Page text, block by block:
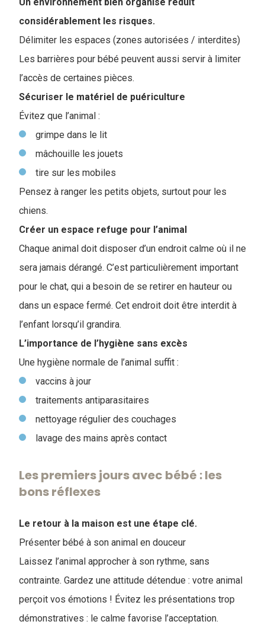
considérablement les risques.
Délimiter les espaces (zones autorisées / interdites)
Les barrières pour bébé peuvent aussi servir à limiter
l’accès de certaines pièces.
Sécuriser le matériel de puériculture
Évitez que l’animal :
grimpe dans le lit
mâchouille les jouets
tire sur les mobiles
Pensez à ranger les petits objets, surtout pour les
chiens.
Créer un espace refuge pour l’animal
Chaque animal doit disposer d’un endroit calme où il ne
sera jamais dérangé. C’est particulièrement important
pour le chat, qui a besoin de se retirer en hauteur ou
dans un espace fermé. Cet endroit doit être interdit à
l’enfant lorsqu’il grandira.
L’importance de l’hygiène sans excès
Une hygiène normale de l’animal suffit :
vaccins à jour
traitements antiparasitaires
nettoyage régulier des couchages
lavage des mains après contact
Les premiers jours avec bébé : les
bons réflexes
Le retour à la maison est une étape clé.
Présenter bébé à son animal en douceur
Laissez l’animal approcher à son rythme, sans
contrainte. Gardez une attitude détendue : votre animal
perçoit vos émotions ! Évitez les présentations trop
démonstratives : le calme favorise l’acceptation.